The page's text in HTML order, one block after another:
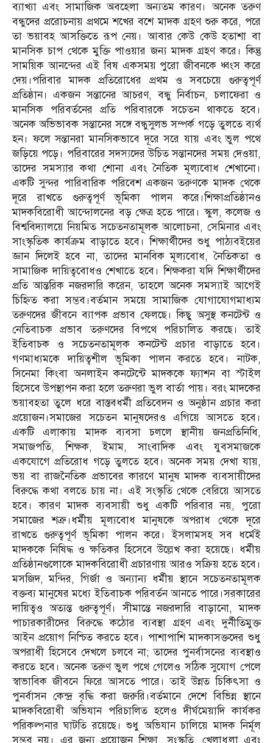
ব্যাখ্যা এবং সামাজিক অবহেলা অন্যতম কারণ। অনেক তরুণ
বন্ধুদের প্ররোচনায় প্রথমে শখের বশে মাদক গ্রহণ শুরু করে, পরে
তা ভয়াবহ আসক্তিতে রূপ নেয়। আবার কেউ কেউ হতাশা বা
মানসিক চাপ থেকে মুক্তি পাওয়ার জন্য মাদক গ্রহণ করে। কিন্তু
সাময়িক আনন্দের এই বিষ একসময় পুরো জীবনকে ধ্বংস করে
দেয়।পরিবার মাদক প্রতিরোধের প্রথম ও সবচেয়ে গুরুত্বপূর্ণ
প্রতিষ্ঠান। একজন সন্তানের আচরণ, বন্ধু নির্বাচন, চলাফেরা ও
মানসিক পরিবর্তনের প্রতি পরিবারকে সচেতন থাকতে হবে।
অনেক অভিভাবক সন্তানের সঙ্গে বন্ধুসুলভ সম্পর্ক গড়ে তুলতে ব্যর্থ
হন। ফলে সন্তানরা মানসিকভাবে দূরে সরে যায় এবং ভুল পথে
জড়িয়ে পড়ে। পরিবারের সদস্যদের উচিত সন্তানদের সময় দেওয়া,
তাদের সমস্যার কথা শোনা এবং নৈতিক মূল্যবোধ শেখানো।
একটি সুন্দর পারিবারিক পরিবেশ একজন তরুণকে মাদক থেকে
দূরে রাখতে গুরুত্বপূর্ণ ভূমিকা পালন করে।শিক্ষাপ্রতিষ্ঠানও
মাদকবিরোধী আন্দোলনের বড় ক্ষেত্র হতে পারে। স্কুল, কলেজ ও
বিশ্ববিদ্যালয়ে নিয়মিত সচেতনতামূলক আলোচনা, সেমিনার এবং
সাংস্কৃতিক কার্যক্রম বাড়াতে হবে। শিক্ষার্থীদের শুধু পাঠ্যবইয়ের
জ্ঞান দিলেই হবে না, তাদের মানবিক মূল্যবোধ, নৈতিকতা ও
সামাজিক দায়িত্ববোধও শেখাতে হবে। শিক্ষকরা যদি শিক্ষার্থীদের
প্রতি আন্তরিক নজরদারি করেন, তাহলে অনেক সমস্যাই আগেই
চিহ্নিত করা সম্ভব।বর্তমান সময়ে সামাজিক যোগাযোগমাধ্যম
তরুণদের জীবনে ব্যাপক প্রভাব ফেলছে। কিছু অসুস্থ কনটেন্ট ও
নেতিবাচক প্রভাব তরুণদের বিপথে পরিচালিত করছে। তাই
ইতিবাচক ও সচেতনতামূলক কনটেন্ট প্রচার বাড়াতে হবে।
গণমাধ্যমকে দায়িত্বশীল ভূমিকা পালন করতে হবে। নাটক,
সিনেমা কিংবা অনলাইন কনটেন্টে মাদককে ফ্যাশন বা স্টাইল
হিসেবে উপস্থাপন করা হলে তরুণরা ভুল বার্তা পায়। বরং মাদকের
ভয়াবহতা তুলে ধরে বাস্তবধর্মী প্রতিবেদন ও অনুষ্ঠান প্রচার করা
প্রয়োজন।সমাজের সচেতন মানুষদেরও এগিয়ে আসতে হবে।
একটি এলাকায় মাদক ব্যবসা চললে স্থানীয় জনপ্রতিনিধি,
সমাজপতি, শিক্ষক, ইমাম, সাংবাদিক এবং যুবসমাজকে
একযোগে প্রতিরোধ গড়ে তুলতে হবে। অনেক সময় দেখা যায়,
ভয় বা রাজনৈতিক প্রভাবের কারণে মানুষ মাদক ব্যবসায়ীদের
বিরুদ্ধে কথা বলতে চায় না। এই সংস্কৃতি থেকে বেরিয়ে আসতে
হবে। কারণ মাদক ব্যবসায়ী শুধু একটি পরিবার নয়, পুরো
সমাজের শত্রু।ধর্মীয় মূল্যবোধ মানুষকে অপরাধ থেকে দূরে
রাখতে গুরুত্বপূর্ণ ভূমিকা পালন করে। ইসলামসহ সব ধর্মেই
মাদককে নিষিদ্ধ ও ক্ষতিকর হিসেবে উল্লেখ করা হয়েছে। ধর্মীয়
প্রতিষ্ঠানগুলোকে মাদকবিরোধী প্রচারণায় আরও সক্রিয় হতে হবে।
মসজিদ, মন্দির, গির্জা ও অন্যান্য ধর্মীয় স্থানে সচেতনতামূলক
বক্তব্য মানুষের মধ্যে ইতিবাচক পরিবর্তন আনতে পারে।সরকারের
দায়িত্বও অত্যন্ত গুরুত্বপূর্ণ। সীমান্তে নজরদারি বাড়ানো, মাদক
পাচারকারীদের বিরুদ্ধে কঠোর ব্যবস্থা গ্রহণ এবং দুর্নীতিমুক্ত
আইন প্রয়োগ নিশ্চিত করতে হবে। পাশাপাশি মাদকাসক্তদের শুধু
অপরাধী হিসেবে দেখলে চলবে না; তাদের পুনর্বাসনের ব্যবস্থাও
করতে হবে। অনেক তরুণ ভুল পথে গেলেও সঠিক সুযোগ পেলে
স্বাভাবিক জীবনে ফিরে আসতে পারে। তাই উন্নত চিকিৎসা ও
পুনর্বাসন কেন্দ্র বৃদ্ধি করা জরুরি।বর্তমানে দেশে বিভিন্ন স্থানে
মাদকবিরোধী অভিযান পরিচালিত হলেও দীর্ঘমেয়াদি কার্যকর
পরিকল্পনার ঘাটতি রয়েছে। শুধু অভিযান চালিয়ে মাদক নির্মূল
সম্ভব নয়। এর জন্য প্রয়োজন শিক্ষা, সংস্কৃতি, খেলাধুলা এবং